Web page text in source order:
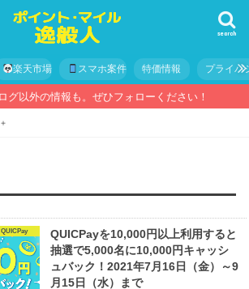
search
楽天市場 スマホ案件 特価情報 プライバ
グ以外の情報も。ぜひフォローください！
QUICPay
QUICPayを10,000円以上利用すると
抽選で5,000名に10,000円キャッシ
ュバック！2021年7月16日（金）～9
月15日（水）まで